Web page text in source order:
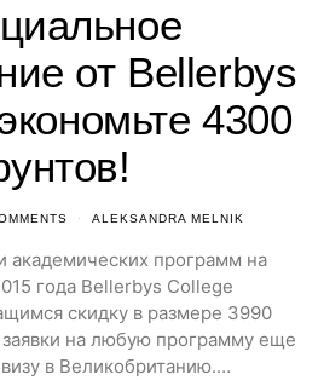
от Bellerbys
4300
ALEKSANDRA MELNIK
академических программ на
года Bellerbys College
скидку в размере 3990
на любую программу еще
в Великобританию.…